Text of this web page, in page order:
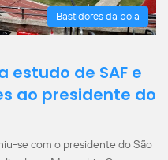
Bastidores da bola
estudo de SAF e
ao presidente do
se com o presidente do São